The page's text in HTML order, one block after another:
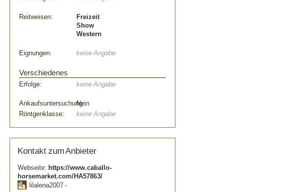
Reitweisen:
Freizeit
Show
Western
Eignungen: keine Angabe
Verschiedenes
Erfolge: keine Angabe
Ankaufsuntersuchung:
Nein
Röntgenklasse:
keine Angabe
Kontakt zum Anbieter
Webseite: https://www.caballo-
horsemarket.com/HA57863/
lilalena2007 -